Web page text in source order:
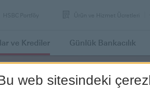
ve Krediler Günlük Bankacılık
web sitesindeki